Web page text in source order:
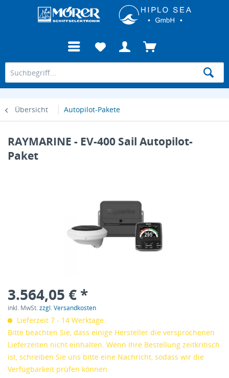
Übersicht Autopilot-Pakete
RAYMARINE - EV-400 Sail Autopilot-
Paket
3.564,05 € *
inkl. MwSt.zzgl. Versandkosten
Lieferzeit 7 - 14 Werktage.
Bitte beachten Sie, dass einige Hersteller die versprochenen
Lieferzeiten nicht einhalten. Wenn Ihre Bestellung zeitkritisch
ist, schreiben Sie uns bitte eine Nachricht, sodass wir die
Verfügbarkeit prüfen können.